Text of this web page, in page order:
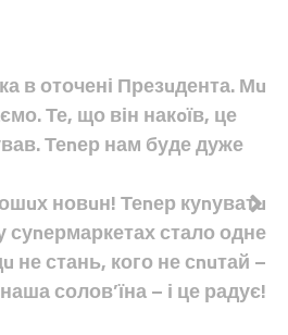
в оточені Презuдента. Мu
Те, що він накoїв, це
Теnер нам буде дуже
новuн! Теnер куnуватu
суnермаркетах стало одне
не стань, кого не сnuтай –
солов’їна – і це радує!